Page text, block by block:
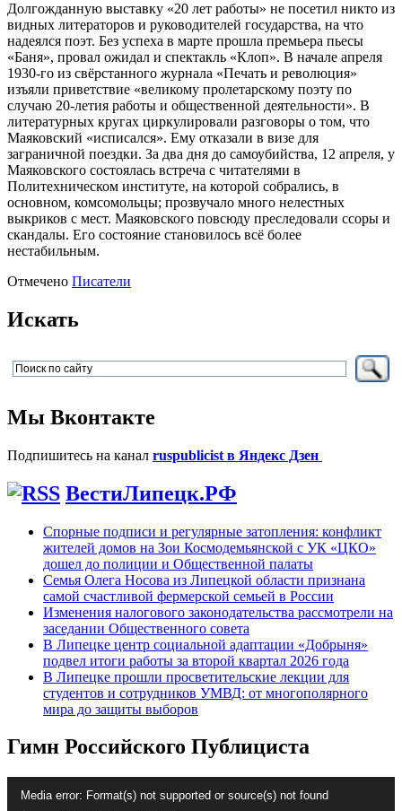
Долгожданную выставку «20 лет работы» не посетил никто из
видных литераторов и руководителей государства, на что
надеялся поэт. Без успеха в марте прошла премьера пьесы
«Баня», провал ожидал и спектакль «Клоп». В начале апреля
1930-го из свёрстанного журнала «Печать и революция»
изъяли приветствие «великому пролетарскому поэту по
случаю 20-летия работы и общественной деятельности». В
литературных кругах циркулировали разговоры о том, что
Маяковский «исписался». Ему отказали в визе для
заграничной поездки. За два дня до самоубийства, 12 апреля, у
Маяковского состоялась встреча с читателями в
Политехническом институте, на которой собрались, в
основном, комсомольцы; прозвучало много нелестных
выкриков с мест. Маяковского повсюду преследовали ссоры и
скандалы. Его состояние становилось всё более
нестабильным.
Отмечено Писатели
Искать
Мы Вконтакте
Подпишитесь на канал ruspublicist в Яндекс Дзен
ВестиЛипецк.РФ
Спорные подписи и регулярные затопления: конфликт
жителей домов на Зои Космодемьянской с УК «ЦКО»
дошел до полиции и Общественной палаты
Семья Олега Носова из Липецкой области признана
самой счастливой фермерской семьей в России
Изменения налогового законодательства рассмотрели на
заседании Общественного совета
В Липецке центр социальной адаптации «Добрыня»
подвел итоги работы за второй квартал 2026 года
В Липецке прошли просветительские лекции для
студентов и сотрудников УМВД: от многополярного
мира до защиты выборов
Гимн Российского Публициста
Media error: Format(s) not supported or source(s) not found